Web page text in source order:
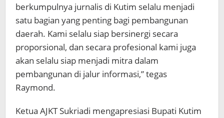
berkumpulnya jurnalis di Kutim selalu menjadi
satu bagian yang penting bagi pembangunan
daerah. Kami selalu siap bersinergi secara
proporsional, dan secara profesional kami juga
akan selalu siap menjadi mitra dalam
pembangunan di jalur informasi,” tegas
Raymond.
Ketua AJKT Sukriadi mengapresiasi Bupati Kutim